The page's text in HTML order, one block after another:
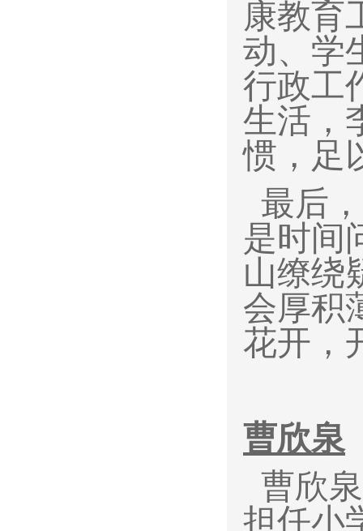
康教育
动、学
行政工
生活，
惯，足
最后
是时间
山缭绕
会厚积
花开，
曹欣泉
曹欣
担任小